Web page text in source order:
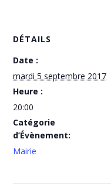
DÉTAILS
Date :
mardi 5 septembre 2017
Heure :
20:00
Catégorie
d’Évènement:
Mairie